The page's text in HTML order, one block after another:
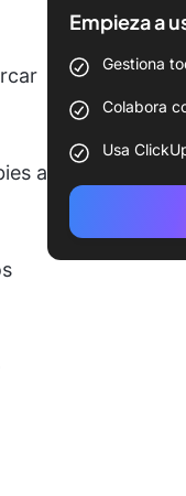
a
Empieza a
Gestiona
Colabora
Usa